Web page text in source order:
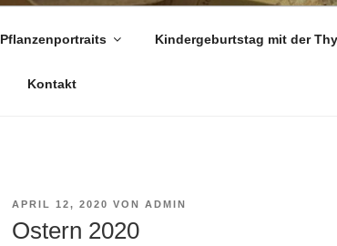
Pflanzenportraits Kindergeburtstag mit der
Kontakt
VERÖFFENTLICHT
APRIL 12, 2020 VON ADMIN
Ostern 2020